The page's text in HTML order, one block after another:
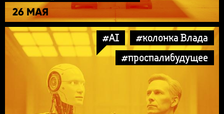
26 МАЯ
#AI
#колонка Влада
#проспалибудущее